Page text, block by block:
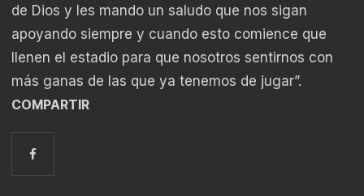
de Dios y les mando un saludo que nos sigan
apoyando siempre y cuando esto comience que
llenen el estadio para que nosotros sentirnos con
más ganas de las que ya tenemos de jugar”.
COMPARTIR